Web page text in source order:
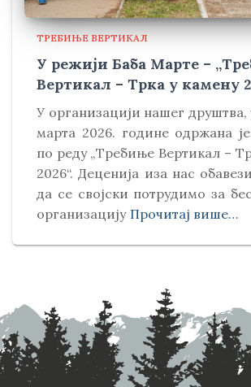
ТРЕБИЊЕ ВЕРТИКАЛ
У режији Баба Марте –
Вертикал – Трка у камену
У организацији нашег друштва,
марта 2026. године одржана је
по реду „Требиње Вертикал –
2026“. Деценија иза нас
да се својски потрудимо за
организацију Прочитај више…